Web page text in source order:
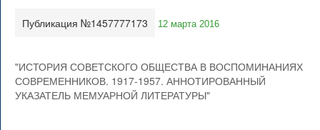
Публикация №1457777173 12 марта 2016
"ИСТОРИЯ СОВЕТСКОГО ОБЩЕСТВА В ВОСПОМИНАНИЯХ
СОВРЕМЕННИКОВ. 1917-1957. АННОТИРОВАННЫЙ
УКАЗАТЕЛЬ МЕМУАРНОЙ ЛИТЕРАТУРЫ"